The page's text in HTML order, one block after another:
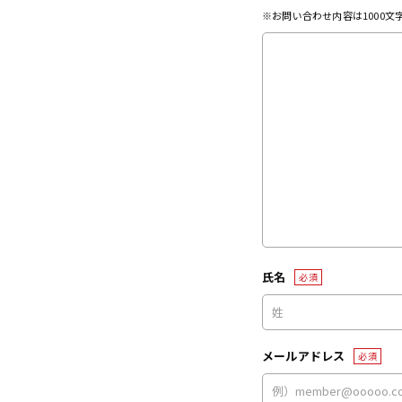
※お問い合わせ内容は1000文
氏名 必須
メールアドレス 必須